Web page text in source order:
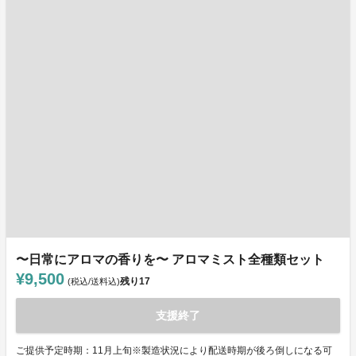
〜日常にアロマの香りを〜 アロマミスト全種類セット
¥9,500 (税込/送料込)残り17
支援終了
ご提供予定時期：11月上旬※製造状況により配送時期が後ろ倒しになる可